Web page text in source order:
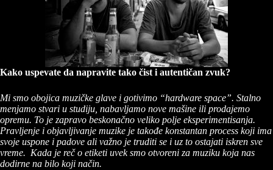
Kako uspevate da napravite tako čist i autentičan zvuk?
Mi smo obojica muzičke glave i gotivimo “hardware space”. Stalno
menjamo stvari u studiju, nabavljamo nove mašine ili prodajemo
opremu. To je zapravo beskonačno veliko polje eksperimentisanja.
Pravljenje i objavljivanje muzike je takođe konstantan process koji ima
svoje uspone i padove ali važno je truditi se i uz to ostajati iskren sve
vreme. Kada je reč o etiketi uvek smo otvoreni za muziku koja nas
dodirne na bilo koji način.